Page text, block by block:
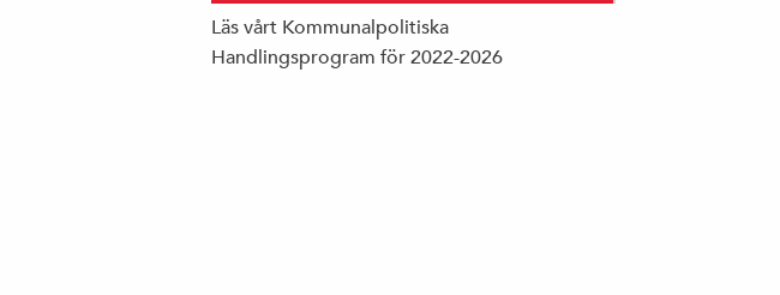
Läs vårt Kommunalpolitiska
Handlingsprogram för 2022-2026